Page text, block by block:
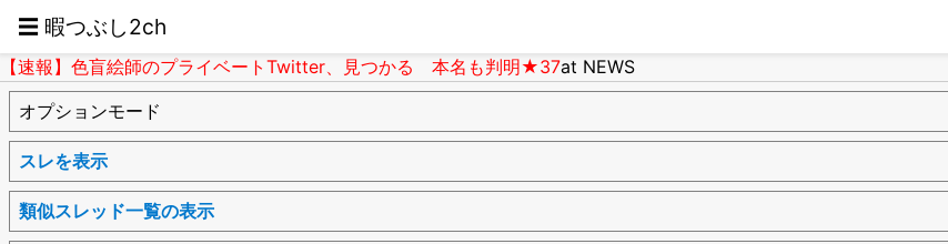
☰ 暇つぶし2ch
【速報】色盲絵師のプライベートTwitter、見つかる 本名も判明★37at NEWS
オプションモード
スレを表示
類似スレッド一覧の表示